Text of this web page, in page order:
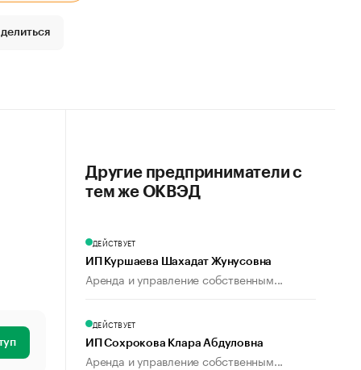
Другие предприниматели с
тем же ОКВЭД
ДЕЙСТВУЕТ
ИП Куршаева Шахадат Жунусовна
Аренда и управление собственным...
ДЕЙСТВУЕТ
ИП Сохрокова Клара Абдуловна
Аренда и управление собственным...